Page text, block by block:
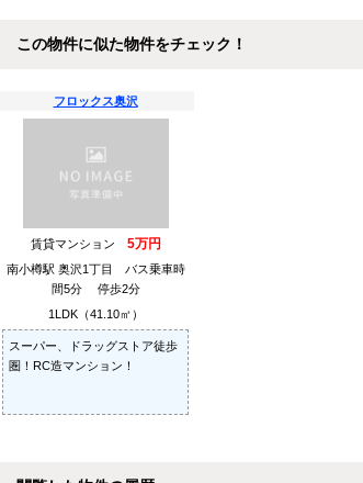
高く売るポイント
この物件に似た物件をチェック！
フロックス奥沢
賃貸マンション 5万円
南小樽駅 奥沢1丁目 バス乗車時
間5分 停歩2分
1LDK（41.10㎡）
スーパー、ドラッグストア徒歩
圏！RC造マンション！